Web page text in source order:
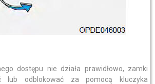
dostępu nie działa prawidłowo, zamki
lub odblokować za pomocą kluczyka